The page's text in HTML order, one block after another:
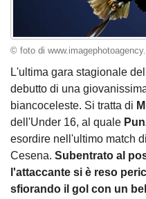
© foto di
L'ultima gara stagionale
debutto di una
biancoceleste. Si tratta di
dell'Under 16, al quale
esordire nell'ultimo match
Cesena. Subentrato al
l'attaccante si è reso
sfiorando il gol con un